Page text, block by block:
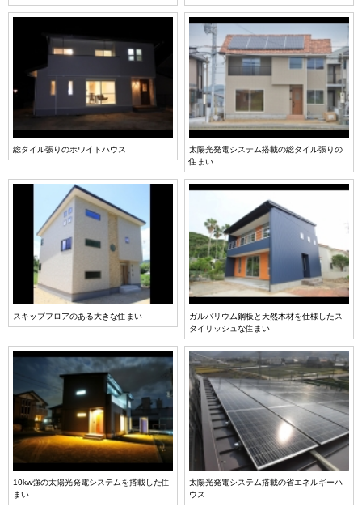
総タイル張りのホワイトハウス
太陽光発電システム搭載の総タイル張りの
住まい
スキップフロアのある大きな住まい
ガルバリウム鋼板と天然木材を仕様したス
タイリッシュな住まい
10kw強の太陽光発電システムを搭載した住
まい
太陽光発電システム搭載の省エネルギーハ
ウス